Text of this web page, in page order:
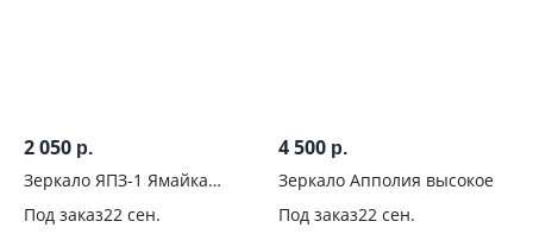
2 050 р.
Зеркало ЯПЗ-1 Ямайка
Под заказ22 сен.
4 500 р.
Зеркало Апполия высокое
Под заказ22 сен.